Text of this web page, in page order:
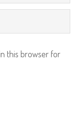
this browser for